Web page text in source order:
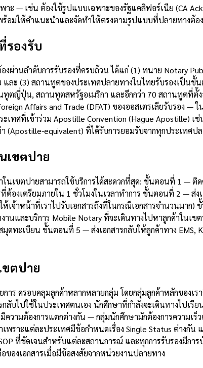
าะ — เช่น ต้องใช้รูปแบบเฉพาะของรัฐแคลิฟอร์เนีย (CA
อมให้คำแนะนำและจัดทำให้ตรงตามรูปแบบที่ปลายทางต้อ
รองรับ
ผ่านลำดับการรับรองที่ครบถ้วน ได้แก่ (1) ทนาย Notary
และ (3) สถานทูตของประเทศปลายทางในไทยรับรองเป็น
ตญี่ปุ่น, สถานทูตสหรัฐอเมริกา และอีกกว่า 70 สถานทูตที่ตั้
Affairs and Trade (DFAT) ของออสเตรเลียรับรอง
เทศที่เข้าร่วม Apostille Convention (Hague Apostille)
(Apostille-equivalent) ที่ได้รับการยอมรับจากทุกประเทศป
เขตปาย
เขตปายสามารถใช้บริการได้สะดวกที่สุด: ขั้นตอนที่ 1 — ติ
ต้องเตรียมภายใน 1 ชั่วโมงในเวลาทำการ ขั้นตอนที่ 2 — ส่
ห้เจ้าหน้าที่เราไปรับเอกสารถึงที่ในกรณีเอกสารจำนวนม
านและบริการ Mobile Notary ที่จะเดินทางไปหาลูกค้าใน
ดทะเบียน ขั้นตอนที่ 5 — ส่งเอกสารกลับให้ลูกค้าทาง
ขตปาย
าร ครอบคลุมลูกค้าหลากหลายกลุ่ม โดยกลุ่มลูกค้าหลักของ
ลับไปใช้ในประเทศตนเอง นักศึกษาที่กำลังจะเดินทางไป
วามต้องการแตกต่างกัน — กลุ่มนักศึกษามักต้องการความเร็
ราะแต่ละประเทศมีข้อกำหนดเรื่อง Single Status ต่างกัน
ที่ชัดเจนสำหรับแต่ละสถานการณ์ และทุกการรับรองมีก
งเอกสารเมื่อมีข้อสงสัยจากหน่วยงานปลายทาง